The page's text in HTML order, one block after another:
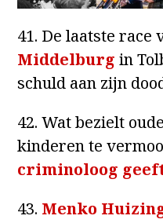
41. De laatste race
Middelburgin
schuld aan zijn
42. Wat bezielt
kinderen te
criminoloog
43. Menko